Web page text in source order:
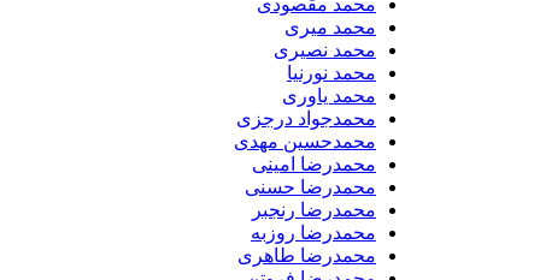
محمد مقصودی
محمد میری
محمد نصیری
محمد نورنیا
محمد یاوری
محمدجواد درجزی
محمدحسین مهدی
محمدرضا امینی
محمدرضا حسنی
محمدرضا رنجبر
محمدرضا روزبه
محمدرضا طاهری